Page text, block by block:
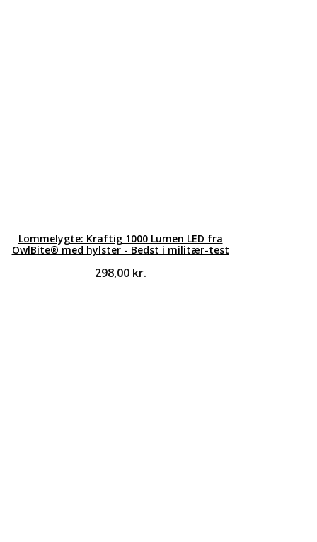
Lommelygte: Kraftig 1000 Lumen LED fra
OwlBite® med hylster - Bedst i militær-test
298,00 kr.